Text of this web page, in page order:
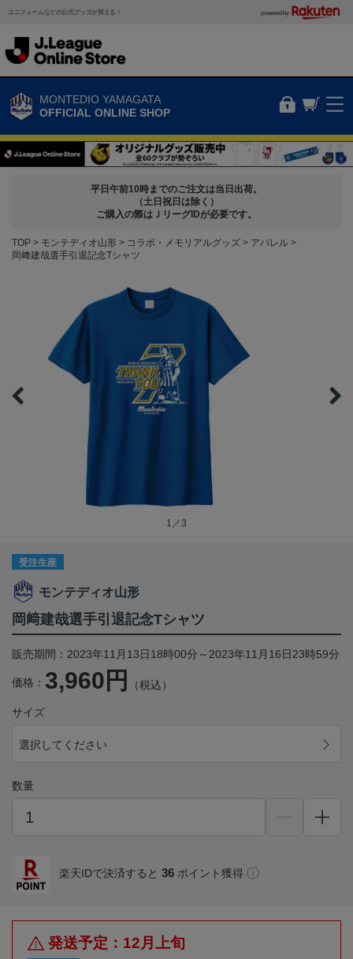
ユニフォームなどの公式グッズが買える！ powered by
MONTEDIO YAMAGATA
OFFICIAL ONLINE SHOP
平日午前10時までのご注文は当日出荷。
（土日祝日は除く）
ご購入の際はＪリーグIDが必要です。
TOP モンテディオ山形 コラボ・メモリアルグッズ
アパレル
岡﨑建哉選手引退記念Tシャツ
1／3
受注生産
モンテディオ山形
岡﨑建哉選手引退記念Tシャツ
販売期間：2023年11月13日18時00分～2023年11月16日23時59分
価格： 3,960円 （税込）
サイズ
選択してください
数量
楽天IDで決済すると 36 ポイント獲得
発送予定：12月上旬